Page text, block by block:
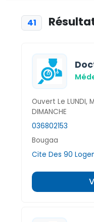
41
Ouvert Le LUNDI,
DIMANCHE
036802153
Bougaa
Cite Des 90